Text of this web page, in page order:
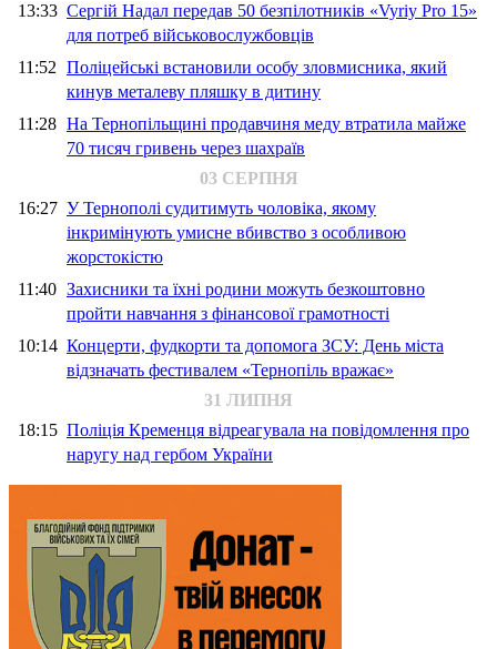
13:33 Сергій Надал передав 50 безпілотників «Vyriy Pro 15»
для потреб військовослужбовців
11:52 Поліцейські встановили особу зловмисника, який
кинув металеву пляшку в дитину
11:28 На Тернопільщині продавчиня меду втратила майже
70 тисяч гривень через шахраїв
03 СЕРПНЯ
16:27 У Тернополі судитимуть чоловіка, якому
інкримінують умисне вбивство з особливою
жорстокістю
11:40 Захисники та їхні родини можуть безкоштовно
пройти навчання з фінансової грамотності
10:14 Концерти, фудкорти та допомога ЗСУ: День міста
відзначать фестивалем «Тернопіль вражає»
31 ЛИПНЯ
18:15 Поліція Кременця відреагувала на повідомлення про
наругу над гербом України